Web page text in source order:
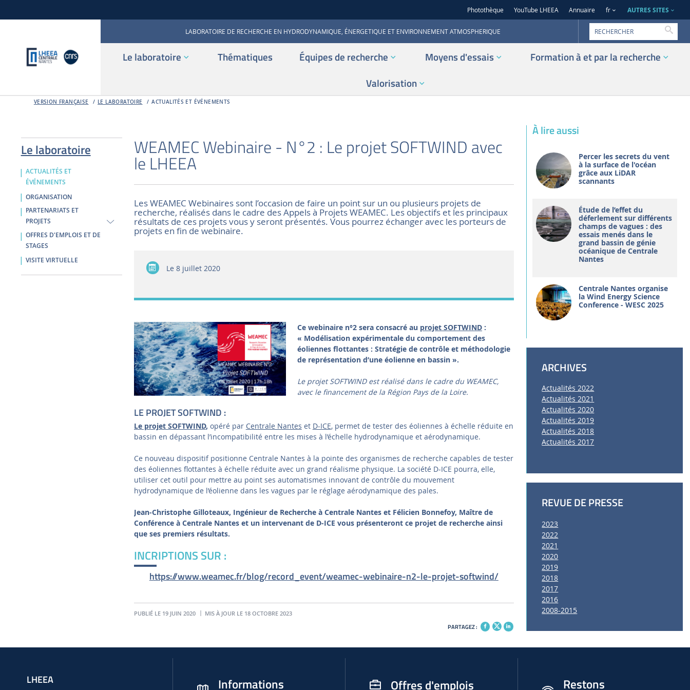
Photothèque YouTube LHEEA Annuaire fr AUTRES SITES
LABORATOIRE DE RECHERCHE EN HYDRODYNAMIQUE, ÉNERGETIQUE ET ENVIRONNEMENT ATMOSPHERIQUE
Le laboratoire Thématiques Équipes de recherche Moyens d'essais
Formation à et par la recherche
Valorisation
VERSION FRANÇAISE LE LABORATOIRE ACTUALITÉS ET ÉVÉNEMENTS
Le laboratoire
ACTUALITÉS ET
ÉVÉNEMENTS
ORGANISATION
PARTENARIATS ET
PROJETS
OFFRES D'EMPLOIS ET DE
STAGES
VISITE VIRTUELLE
WEAMEC Webinaire - N°2 : Le projet SOFTWIND avec
le LHEEA
Les WEAMEC Webinaires sont l’occasion de faire un point sur un ou plusieurs projets de
recherche, réalisés dans le cadre des Appels à Projets WEAMEC. Les objectifs et les principaux
résultats de ces projets vous y seront présentés. Vous pourrez échanger avec les porteurs de
projets en fin de webinaire.
Le 8 juillet 2020
Ce webinaire n°2 sera consacré au projet SOFTWIND :
« Modélisation expérimentale du comportement des
éoliennes flottantes : Stratégie de contrôle et méthodologie
de représentation d’une éolienne en bassin ».
Le projet SOFTWIND est réalisé dans le cadre du WEAMEC,
avec le financement de la Région Pays de la Loire.
LE PROJET SOFTWIND :
Le projet SOFTWIND, opéré par Centrale Nantes et D-ICE, permet de tester des éoliennes à échelle réduite en
bassin en dépassant l’incompatibilité entre les mises à l’échelle hydrodynamique et aérodynamique.
Ce nouveau dispositif positionne Centrale Nantes à la pointe des organismes de recherche capables de tester
des éoliennes flottantes à échelle réduite avec un grand réalisme physique. La société D-ICE pourra, elle,
utiliser cet outil pour mettre au point ses automatismes innovant de contrôle du mouvement
hydrodynamique de l’éolienne dans les vagues par le réglage aérodynamique des pales.
Jean-Christophe Gilloteaux, Ingénieur de Recherche à Centrale Nantes et Félicien Bonnefoy, Maître de
Conférence à Centrale Nantes et un intervenant de D-ICE vous présenteront ce projet de recherche ainsi
que ses premiers résultats.
INCRIPTIONS SUR :
https://www.weamec.fr/blog/record_event/weamec-webinaire-n2-le-projet-softwind/
PUBLIÉ LE 19 JUIN 2020 MIS À JOUR LE 18 OCTOBRE 2023
PARTAGEZ :
À lire aussi
Percer les secrets du vent
à la surface de l'océan
grâce aux LiDAR
scannants
Étude de l’effet du
déferlement sur différents
champs de vagues : des
essais menés dans le
grand bassin de génie
océanique de Centrale
Nantes
Centrale Nantes organise
la Wind Energy Science
Conference - WESC 2025
ARCHIVES
Actualités 2022
Actualités 2021
Actualités 2020
Actualités 2019
Actualités 2018
Actualités 2017
REVUE DE PRESSE
2023
2022
2021
2020
2019
2018
2017
2016
2008-2015
LHEEA Informations Offres d'emplois Restons